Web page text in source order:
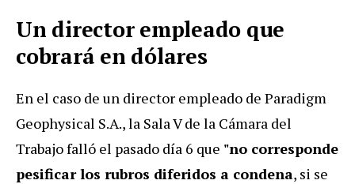
Un director empleado que
cobrará en dólares
En el caso de un director empleado de Paradigm
Geophysical S.A., la Sala V de la Cámara del
Trabajo falló el pasado día 6 que "no corresponde
pesificar los rubros diferidos a condena, si se